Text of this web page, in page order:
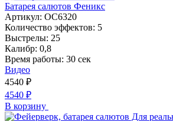
Батарея салютов Феникс
Артикул: ОС6320
Количество эффектов: 5
Выстрелы: 25
Калибр: 0,8
Время работы: 30 сек
Видео
4540 ₽
4540 ₽
В корзину